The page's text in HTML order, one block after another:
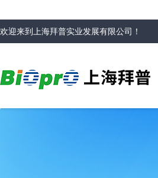
欢迎来到 上海拜普实业发展有限公司 ！